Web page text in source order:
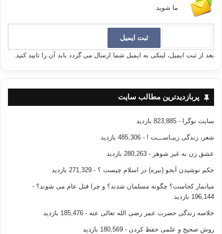
ما شوید.
بعد از ثبت ایمیل، لینکی به ایمیل شما ارسال می گردد باید آن را تایید کنید.
پربازدیدترین مطالب سایت
سایت نوگرا - 823,885 بازدید
شعر، زندگی زیبـاســـت ! - 485,306 بازدید
عشق زن به غیر شوهر - 280,263 بازدید
حکم نوشیدن آبجو (بیره) در اسلام چیست ؟ - 271,329 بازدید
میانمار کجاست؟ چگونه مسلمان شدند؟ و چرا قتل عام می شوند؟ -
196,144 بازدید
خلاصه زندگی حضرت عمر رضی الله تعالی عنه - 185,476 بازدید
روش صحیح و علمی حفظ کردن - 180,569 بازدید